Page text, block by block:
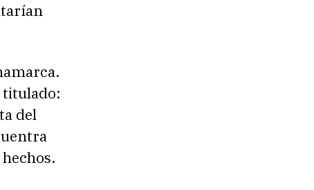
titulado:
del